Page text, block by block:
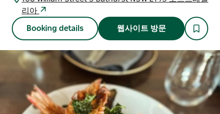
리아
Booking details 웹사이트 방문